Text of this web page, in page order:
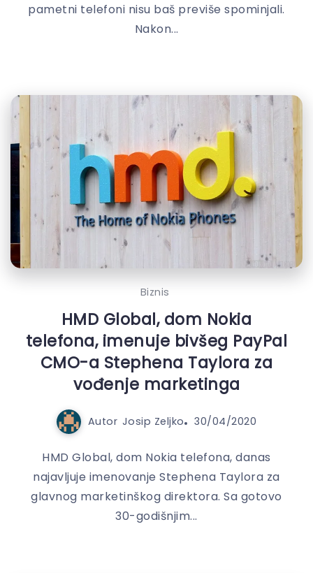
pametni telefoni nisu baš previše spominjali.
Nakon...
Biznis
HMD Global, dom Nokia
telefona, imenuje bivšeg PayPal
CMO-a Stephena Taylora za
vođenje marketinga
Autor Josip Zeljko 30/04/2020
HMD Global, dom Nokia telefona, danas
najavljuje imenovanje Stephena Taylora za
glavnog marketinškog direktora. Sa gotovo
30-godišnjim...